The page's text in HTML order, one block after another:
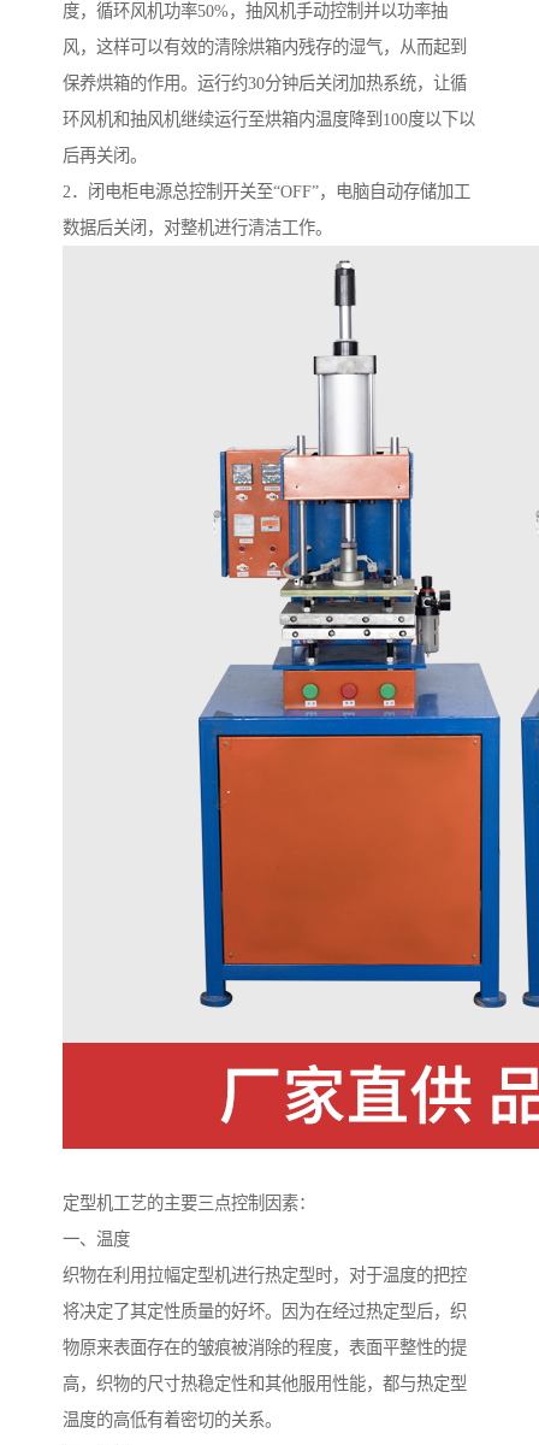
度，循环风机功率50%，抽风机手动控制并以功率抽
风，这样可以有效的清除烘箱内残存的湿气，从而起到
保养烘箱的作用。运行约30分钟后关闭加热系统，让循
环风机和抽风机继续运行至烘箱内温度降到100度以下以
后再关闭。
2．闭电柜电源总控制开关至“OFF”，电脑自动存储加工
数据后关闭，对整机进行清洁工作。
定型机工艺的主要三点控制因素：
一、温度
织物在利用拉幅定型机进行热定型时，对于温度的把控
将决定了其定性质量的好坏。因为在经过热定型后，织
物原来表面存在的皱痕被消除的程度，表面平整性的提
高，织物的尺寸热稳定性和其他服用性能，都与热定型
温度的高低有着密切的关系。